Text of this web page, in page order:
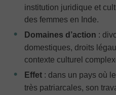
institution juridique et
des femmes en Inde.
Domaines d’action :
domestiques, droits
contexte culturel
Effet : dans un pays où
très patriarcales, son